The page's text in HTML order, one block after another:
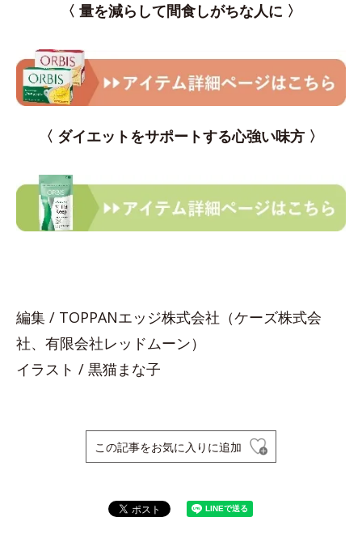
〈 量を減らして間食しがちな人に 〉
〈 ダイエットをサポートする心強い味方 〉
編集 / TOPPANエッジ株式会社（ケーズ株式会
社、有限会社レッドムーン）
イラスト / 黒猫まな子
この記事をお気に入りに追加